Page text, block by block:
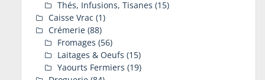
Thés, Infusions, Tisanes (15)
Caisse Vrac (1)
Crémerie (88)
Fromages (56)
Laitages & Oeufs (15)
Yaourts Fermiers (19)